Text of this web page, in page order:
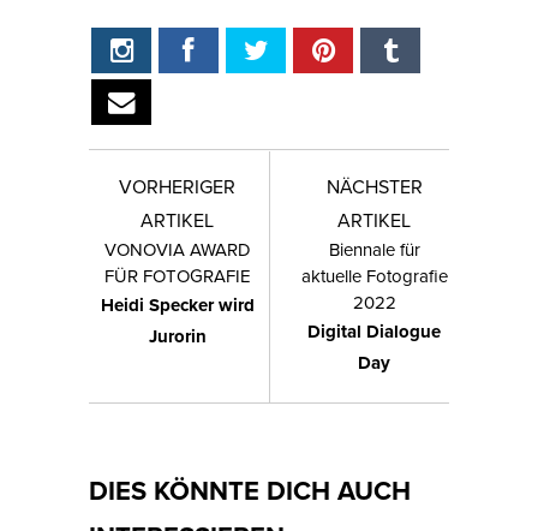
VORHERIGER
ARTIKEL
VONOVIA AWARD
FÜR FOTOGRAFIE
Heidi Specker wird
Jurorin
NÄCHSTER
ARTIKEL
Biennale für
aktuelle Fotografie
2022
Digital Dialogue
Day
DIES KÖNNTE DICH AUCH